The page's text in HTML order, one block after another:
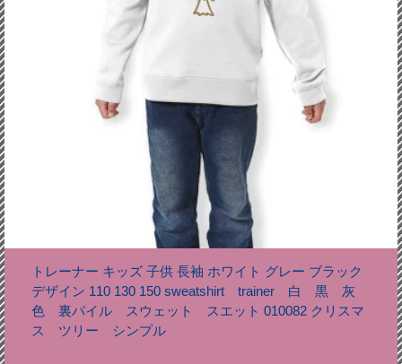
トレーナー キッズ 子供 長袖 ホワイト グレー ブラック
デザイン 110 130 150 sweatshirt trainer 白 黒 灰
色 裏パイル スウェット スエット 010082 クリスマ
ス ツリー シンプル